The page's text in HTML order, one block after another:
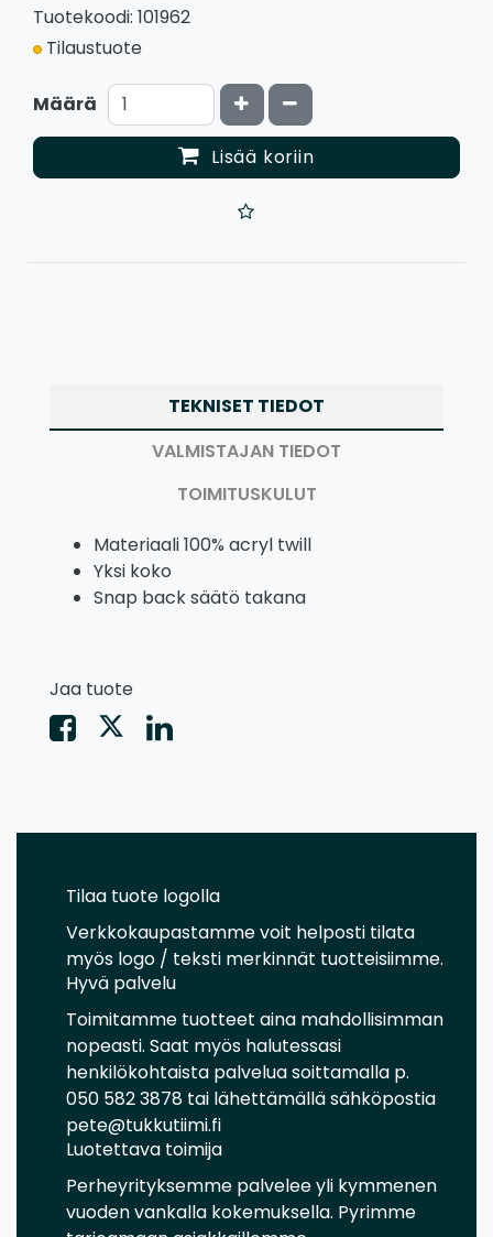
Tuotekoodi: 101962
Tilaustuote
Määrä Kasvata määrää
Vähennä määrää
Lisää koriin
TEKNISET TIEDOT
VALMISTAJAN TIEDOT
TOIMITUSKULUT
Materiaali 100% acryl twill
Yksi koko
Snap back säätö takana
Jaa tuote
Tilaa tuote logolla
Verkkokaupastamme voit helposti tilata
myös logo / teksti merkinnät tuotteisiimme.
Hyvä palvelu
Toimitamme tuotteet aina mahdollisimman
nopeasti. Saat myös halutessasi
henkilökohtaista palvelua soittamalla p.
050 582 3878 tai lähettämällä sähköpostia
pete@tukkutiimi.fi
Luotettava toimija
Perheyrityksemme palvelee yli kymmenen
vuoden vankalla kokemuksella. Pyrimme